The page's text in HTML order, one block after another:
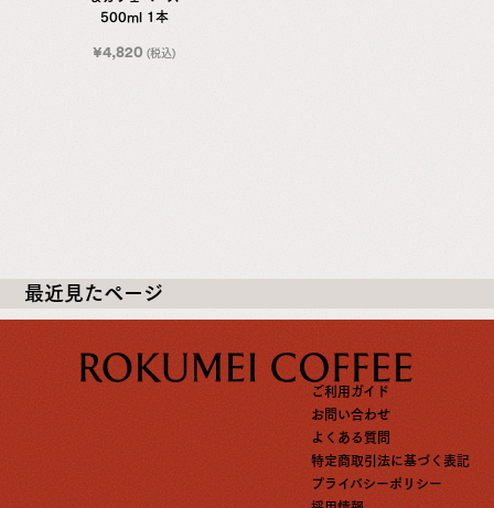
500ml 1本
¥4,820 (税込)
最近見たページ
ご利用ガイド
お問い合わせ
よくある質問
特定商取引法に基づく表記
プライバシーポリシー